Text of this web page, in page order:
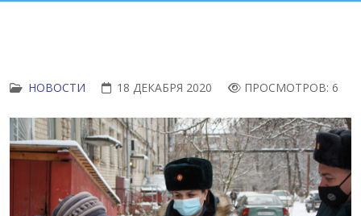
НОВОСТИ 18 ДЕКАБРЯ 2020 ПРОСМОТРОВ: 6